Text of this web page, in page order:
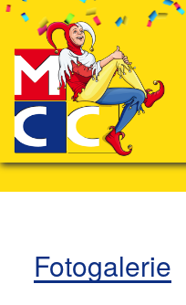
Fotogalerie